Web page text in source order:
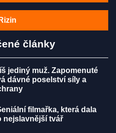
Rizin
články
jediný muž. Zapomenuté
dávné poselství síly a
filmařka, která dala
nejslavnější tvář